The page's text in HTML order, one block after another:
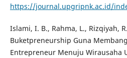
https://journal.upgripnk.ac.id/
​Islami, I. B., Rahma, L., Rizqiyah,
Buketpreneurship Guna
Entrepreneur Menuju Wirausaha